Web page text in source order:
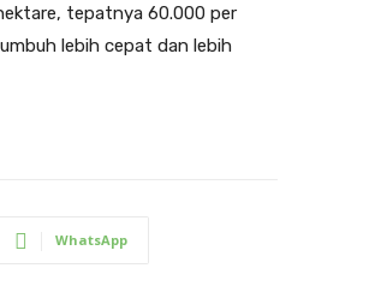
tepatnya 60.000 per
lebih cepat dan lebih
WhatsApp